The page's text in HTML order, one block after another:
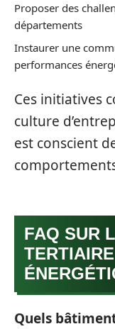
Proposer des
départements
Instaurer une
performances
Ces initiatives
culture
est conscient
FAQ SUR
Quels